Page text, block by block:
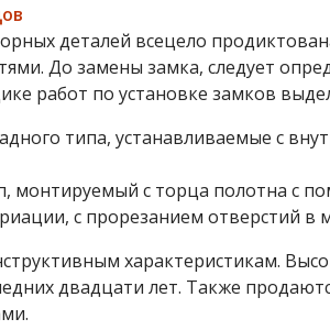
деталей всецело
До замены замка, следует
работ по установке замков
типа, устанавливаемые с
монтируемый с торца полотна с
с прорезанием отверстий в
характеристикам.
двадцати лет. Также